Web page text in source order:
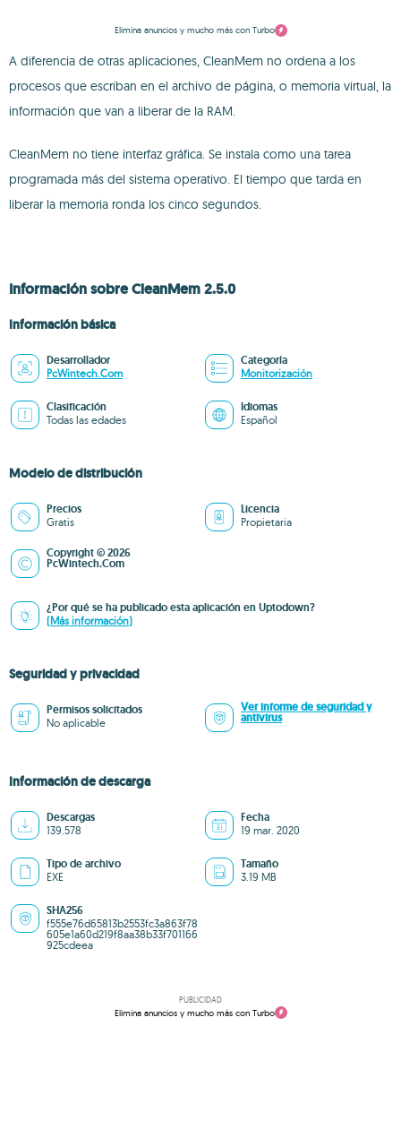
Elimina anuncios y mucho más con Turbo
A diferencia de otras aplicaciones, CleanMem no ordena a los
procesos que escriban en el archivo de página, o memoria virtual, la
información que van a liberar de la RAM.
CleanMem no tiene interfaz gráfica. Se instala como una tarea
programada más del sistema operativo. El tiempo que tarda en
liberar la memoria ronda los cinco segundos.
Información sobre CleanMem 2.5.0
Información básica
Desarrollador
PcWintech.Com
Categoría
Monitorización
Clasificación
Todas las edades
Idiomas
Español
Modelo de distribución
Precios
Gratis
Licencia
Propietaria
Copyright © 2026
PcWintech.Com
¿Por qué se ha publicado esta aplicación en Uptodown?
(Más información)
Seguridad y privacidad
Permisos solicitados
No aplicable
Ver informe de seguridad y
antivirus
Información de descarga
Descargas
139.578
Fecha
19 mar. 2020
Tipo de archivo
EXE
Tamaño
3.19 MB
SHA256
f555e76d65813b2553fc3a863f78
605e1a60d219f8aa38b33f701166
925cdeea
PUBLICIDAD
Elimina anuncios y mucho más con Turbo